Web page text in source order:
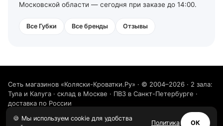
Московской области — сегодня при заказе до 14:00.
Все Губки Все бренды Отзывы
🍪 Мы используем cookie для удобства
Политика ОК
Сеть магазинов «Коляски-Кроватки.Ру» · © 2004–2026 · 2 зала:
Тула и Калуга · склад в Москве · ПВЗ в Санкт-Петербурге ·
доставка по России
8 800 511-06-52
VK Написать нам